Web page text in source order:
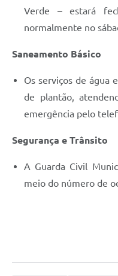
Verde – estará
normalmente no
Saneamento Básico
Os serviços de água
de plantão,
emergência pelo
Segurança e Trânsito
A Guarda Civil
meio do número de